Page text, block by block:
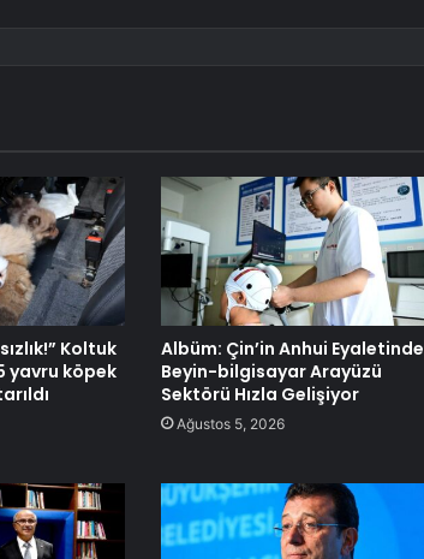
Koltuk
yavru köpek
Albüm: Çin’in Anhui Eyaletinde
Beyin-bilgisayar Arayüzü
Sektörü Hızla Gelişiyor
Ağustos 5, 2026